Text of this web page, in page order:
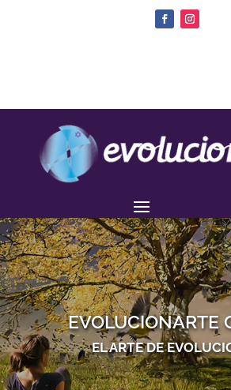
EVOLUCIONARTE
EL ARTE DE